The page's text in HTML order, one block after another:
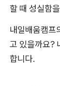
할 때 성실함
내일배움캠프
고 있을까요?
합니다.